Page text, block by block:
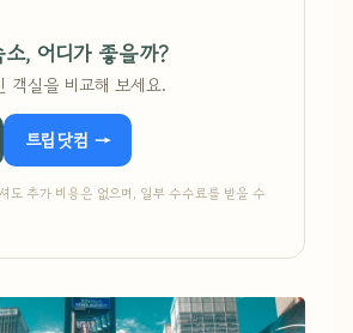
, 어디가 좋을까?
객실을 비교해 보세요.
트립닷컴 →
도 추가 비용은 없으며, 일부 수수료를 받을 수